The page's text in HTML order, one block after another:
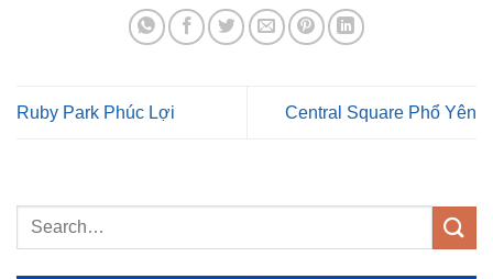
Ruby Park Phúc Lợi Central Square Phổ Yên